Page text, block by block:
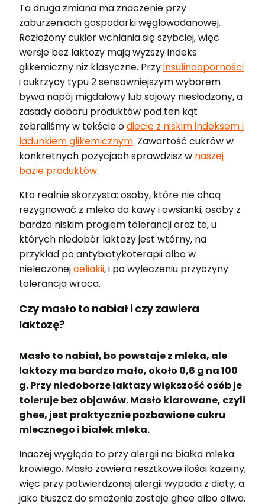
Ta druga zmiana ma znaczenie przy
zaburzeniach gospodarki węglowodanowej.
Rozłożony cukier wchłania się szybciej, więc
wersje bez laktozy mają wyższy indeks
glikemiczny niż klasyczne. Przyinsulinooporności
i cukrzycy typu 2 sensowniejszym wyborem
bywa napój migdałowy lub sojowy niesłodzony, a
zasady doboru produktów pod ten kąt
zebraliśmy w tekście odiecie z niskim indeksem i
ładunkiem glikemicznym. Zawartość cukrów w
konkretnych pozycjach sprawdzisz w naszej
bazie produktów.
Kto realnie skorzysta: osoby, które nie chcą
rezygnować z mleka do kawy i owsianki, osoby z
bardzo niskim progiem tolerancji oraz te, u
których niedobór laktazy jest wtórny, na
przykład po antybiotykoterapii albo w
nieleczonejceliakii, i po wyleczeniu przyczyny
tolerancja wraca.
Czy masło to nabiał i czy zawiera
laktozę?
Masło to nabiał, bo powstaje z mleka, ale
laktozy ma bardzo mało, około 0,6 g na 100
g. Przy niedoborze laktazy większość osób je
toleruje bez objawów. Masło klarowane, czyli
ghee, jest praktycznie pozbawione cukru
mlecznego i białek mleka.
Inaczej wygląda to przy alergii na białka mleka
krowiego. Masło zawiera resztkowe ilości kazeiny,
więc przy potwierdzonej alergii wypada z diety, a
jako tłuszcz do smażenia zostaje ghee albo oliwa.